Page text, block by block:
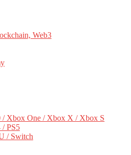
Web3
/ Xbox One / Xbox X / Xbox S
/ PS5
/ Switch